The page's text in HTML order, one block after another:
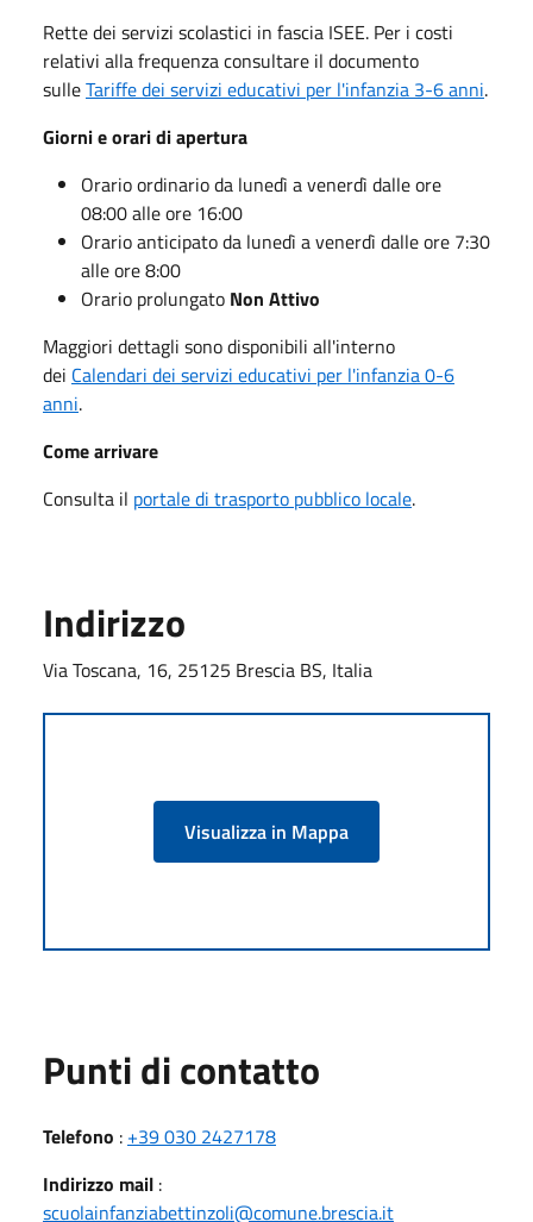
Rette dei servizi scolastici in fascia ISEE. Per i costi
relativi alla frequenza consultare il documento
sulleTariffe dei servizi educativi per l'infanzia 3-6 anni.
Giorni e orari di apertura
Orario ordinario da lunedì a venerdì dalle ore
08:00 alle ore 16:00
Orario anticipato da lunedì a venerdì dalle ore 7:30
alle ore 8:00
Orario prolungato Non Attivo
Maggiori dettagli sono disponibili all'interno
dei Calendari dei servizi educativi per l'infanzia 0-6
anni.
Come arrivare
Consulta il portale di trasporto pubblico locale.
Indirizzo
Via Toscana, 16, 25125 Brescia BS, Italia
Visualizza in Mappa
Punti di contatto
Telefono : +39 030 2427178
Indirizzo mail :
scuolainfanziabettinzoli@comune.brescia.it